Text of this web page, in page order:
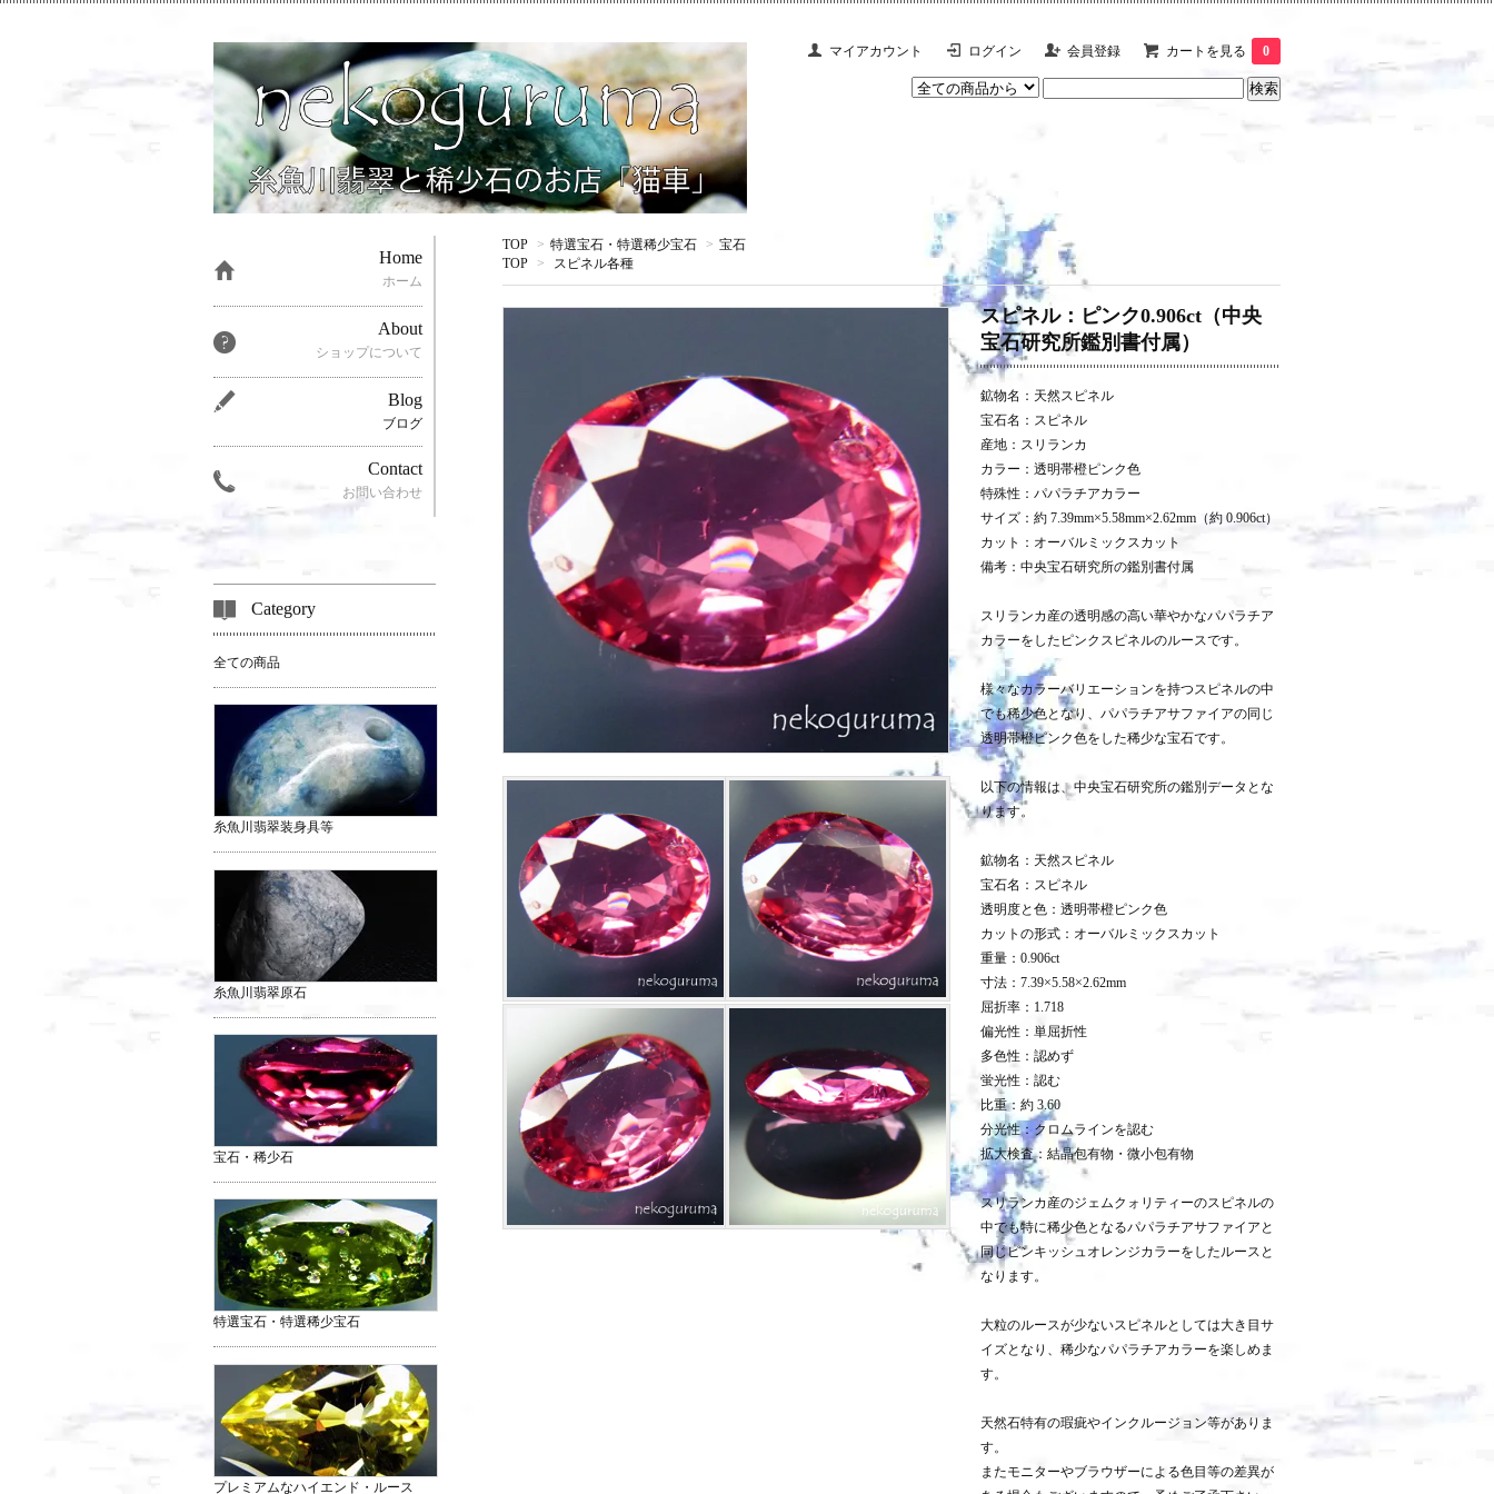
マイアカウント ログイン 会員登録 カートを見る 0
TOP > 特選宝石・特選稀少宝石 > 宝石
TOP
> スピネル各種
スピネル：ピンク0.906ct（中央
宝石研究所鑑別書付属）
鉱物名：天然スピネル
宝石名：スピネル
産地：スリランカ
カラー：透明帯橙ピンク色
特殊性：パパラチアカラー
サイズ：約 7.39mm×5.58mm×2.62mm（約 0.906ct）
カット：オーバルミックスカット
備考：中央宝石研究所の鑑別書付属
スリランカ産の透明感の高い華やかなパパラチア
カラーをしたピンクスピネルのルースです。
様々なカラーバリエーションを持つスピネルの中
でも稀少色となり、パパラチアサファイアの同じ
透明帯橙ピンク色をした稀少な宝石です。
以下の情報は、中央宝石研究所の鑑別データとな
ります。
鉱物名：天然スピネル
宝石名：スピネル
透明度と色：透明帯橙ピンク色
カットの形式：オーバルミックスカット
重量：0.906ct
寸法：7.39×5.58×2.62mm
屈折率：1.718
偏光性：単屈折性
多色性：認めず
蛍光性：認む
比重：約 3.60
分光性：クロムラインを認む
拡大検査：結晶包有物・微小包有物
スリランカ産のジェムクォリティーのスピネルの
中でも特に稀少色となるパパラチアサファイアと
同じピンキッシュオレンジカラーをしたルースと
なります。
大粒のルースが少ないスピネルとしては大き目サ
イズとなり、稀少なパパラチアカラーを楽しめま
す。
天然石特有の瑕疵やインクルージョン等がありま
す。
またモニターやブラウザーによる色目等の差異が
Home
ホーム
About
ショップについて
Blog
ブログ
Contact
お問い合わせ
Category
全ての商品
糸魚川翡翠装身具等
糸魚川翡翠原石
宝石・稀少石
特選宝石・特選稀少宝石
プレミアムなハイエンド・ルース